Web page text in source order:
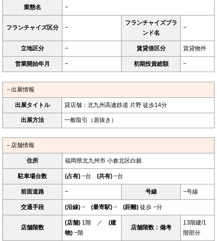
業態名 −
フランチャイズ区分 −
フランチャイズブラ
ンド名
−
立地区分 − 賃貸借区分 賃貸物件
営業開始年月 − 初期投資総額 −
－出展情報
出展タイトル 貸店舗：北九州高速鉄道 片野 徒歩14分
出展方法 一般取引（居抜き）
－店舗情報
住所 福岡県北九州市 小倉北区白銀
駐車場台数 (占有) −台 (共有) −台
前面道路 − 号線 −号線
交通手段 (沿線) − (最寄駅) − (距離) 徒歩 −分
店舗階数
(店舗) 1階 ／ (建
物) −階
店舗階数：備考
13階建/1
階部分